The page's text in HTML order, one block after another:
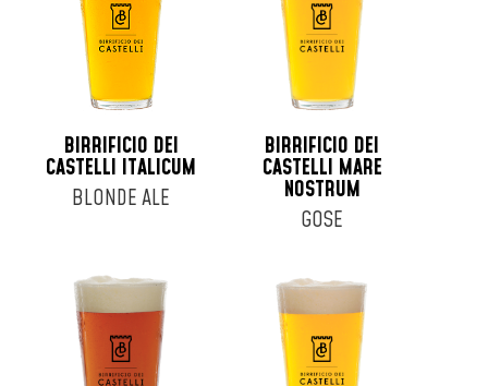
BIRRIFICIO DEI
CASTELLI ITALICUM
BLONDE ALE
BIRRIFICIO DEI
CASTELLI MARE
NOSTRUM
GOSE